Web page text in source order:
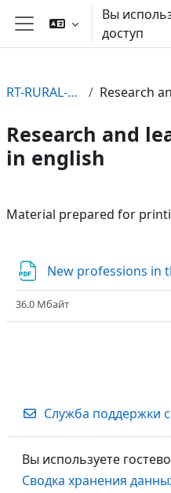
Перейти к основному
Боковая панель
Вы
доступ
RT-RURAL-EN
Research and
in english
Section outline
Material prepared for
New professions in
36.0 Мбайт
Служба поддержки
Вы используете
Сводка хранения